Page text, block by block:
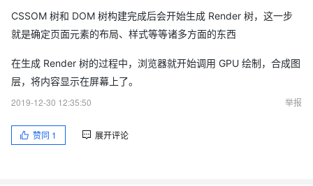
CSSOM 树和 DOM 树构建完成后会开始生成 Render 树，这一步
就是确定页面元素的布局、样式等等诸多方面的东西
在生成 Render 树的过程中，浏览器就开始调用 GPU 绘制，合成图
层，将内容显示在屏幕上了。
2019-12-30 12:35:50
举报
赞同 1 展开评论